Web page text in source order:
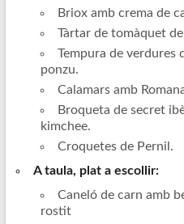
Briox amb crema de
Tàrtar de tomàquet
Tempura de verdures
ponzu.
Calamars amb
Broqueta de secret
kimchee.
Croquetes de Pernil.
A taula, plat a escollir:
Caneló de carn amb
rostit